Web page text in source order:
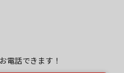
電話できます！